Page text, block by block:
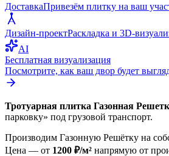
ДоставкаПривезём плитку на ваш
Дизайн-проектРаскладка и 3D-
AI
Бесплатная визуализация
Посмотрите, как ваш двор будет
Тротуарная плитка Газонная
парковку» под грузовой транспорт.
Производим Газонную Решётку на
Цена — от 1200 ₽/м² напрямую от